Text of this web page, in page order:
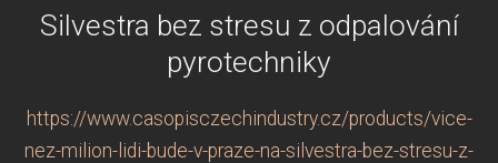
Silvestra bez stresu z odpalování
pyrotechniky
https://www.casopisczechindustry.cz/products/vice-
nez-milion-lidi-bude-v-praze-na-silvestra-bez-stresu-z-